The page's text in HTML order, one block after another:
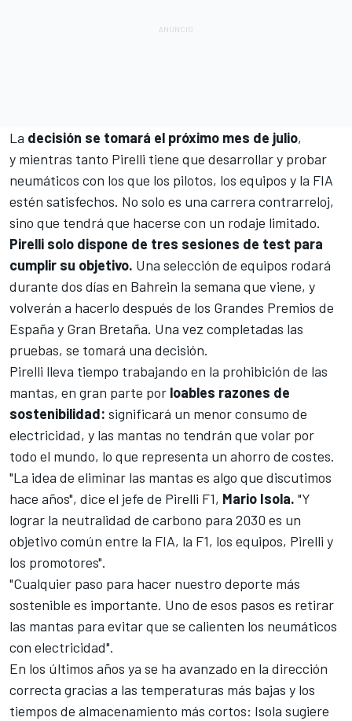
La decisión se tomará el próximo mes de julio,
y mientras tanto Pirelli tiene que desarrollar y probar
neumáticos con los que los pilotos, los equipos y la FIA
estén satisfechos. No solo es una carrera contrarreloj,
sino que tendrá que hacerse con un rodaje limitado.
Pirelli solo dispone de tres sesiones de test para
cumplir su objetivo. Una selección de equipos rodará
durante dos días en Bahrein la semana que viene, y
volverán a hacerlo después de los Grandes Premios de
España y Gran Bretaña. Una vez completadas las
pruebas, se tomará una decisión.
Pirelli lleva tiempo trabajando en la prohibición de las
mantas, en gran parte por loables razones de
sostenibilidad: significará un menor consumo de
electricidad, y las mantas no tendrán que volar por
todo el mundo, lo que representa un ahorro de costes.
"La idea de eliminar las mantas es algo que discutimos
hace años", dice el jefe de Pirelli F1, Mario Isola. "Y
lograr la neutralidad de carbono para 2030 es un
objetivo común entre la FIA, la F1, los equipos, Pirelli y
los promotores".
"Cualquier paso para hacer nuestro deporte más
sostenible es importante. Uno de esos pasos es retirar
las mantas para evitar que se calienten los neumáticos
con electricidad".
En los últimos años ya se ha avanzado en la dirección
correcta gracias a las temperaturas más bajas y los
tiempos de almacenamiento más cortos: Isola sugiere